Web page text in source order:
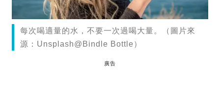
每次喝適量的水，不要一次過喝大量。（圖片來
源：Unsplash@Bindle Bottle）
廣告